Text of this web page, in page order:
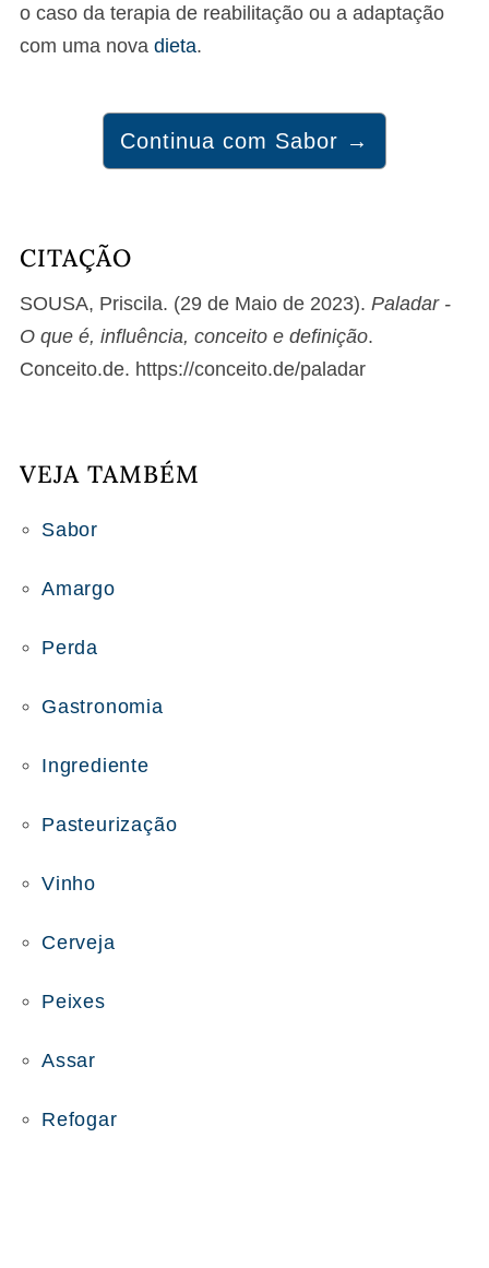
o caso da terapia de reabilitação ou a adaptação
com uma nova dieta.
Continua com Sabor →
CITAÇÃO
SOUSA, Priscila. (29 de Maio de 2023). Paladar -
O que é, influência, conceito e definição.
Conceito.de. https://conceito.de/paladar
VEJA TAMBÉM
Sabor
Amargo
Perda
Gastronomia
Ingrediente
Pasteurização
Vinho
Cerveja
Peixes
Assar
Refogar